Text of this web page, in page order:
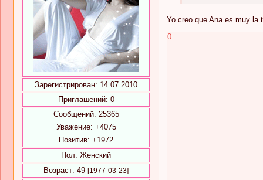
Зарегистрирован: 14.07.2010
Приглашений: 0
Сообщений: 25365
Уважение: +4075
Позитив: +1972
Пол: Женский
Возраст: 49 [1977-03-23]
Yo creo que Ana es muy la
0